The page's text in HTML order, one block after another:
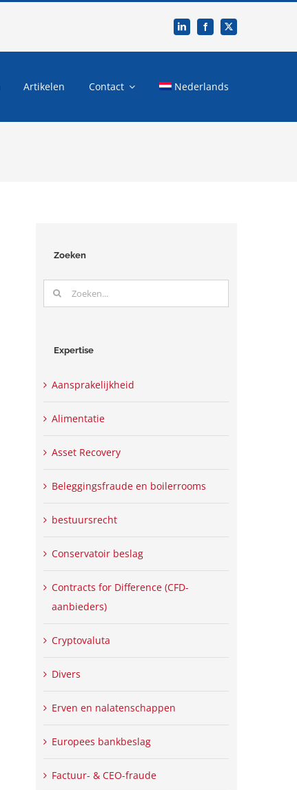
Artikelen Contact Nederlands
Zoeken
Zoeken
naar:
Expertise
Aansprakelijkheid
Alimentatie
Asset Recovery
Beleggingsfraude en boilerrooms
bestuursrecht
Conservatoir beslag
Contracts for Difference (CFD-
aanbieders)
Cryptovaluta
Divers
Erven en nalatenschappen
Europees bankbeslag
Factuur- & CEO-fraude